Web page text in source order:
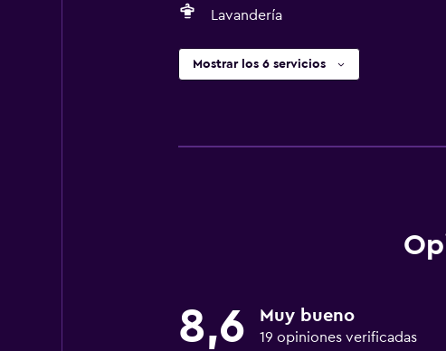
Lavandería
Mostrar los 6 servicios
8,6 Muy bueno
19 opiniones verificadas